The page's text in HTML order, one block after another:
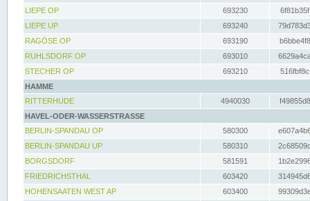
LIEPE OP
693230
LIEPE UP
693240
RAGÖSE OP
693190
RUHLSDORF OP
693010
STECHER OP
693210
HAMME
RITTERHUDE
4940030
HAVEL-ODER-WASSERSTRASSE
BERLIN-SPANDAU OP
580300
BERLIN-SPANDAU UP
580310
BORGSDORF
581591
FRIEDRICHSTHAL
603420
HOHENSAATEN WEST AP
603400